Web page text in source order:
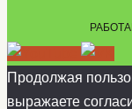
Продолжая
выражаете